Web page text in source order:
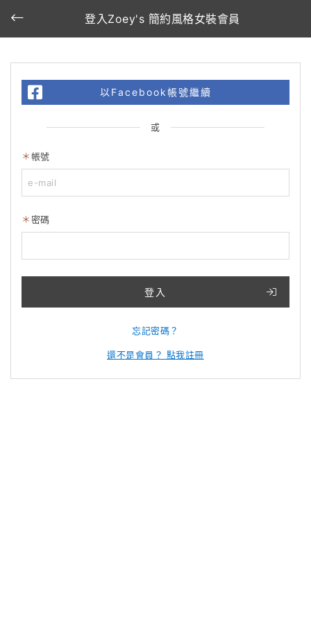
登入Zoey's 簡約風格女裝會員
以Facebook帳號繼續
或
帳號
密碼
登入
忘記密碼？
還不是會員？ 點我註冊